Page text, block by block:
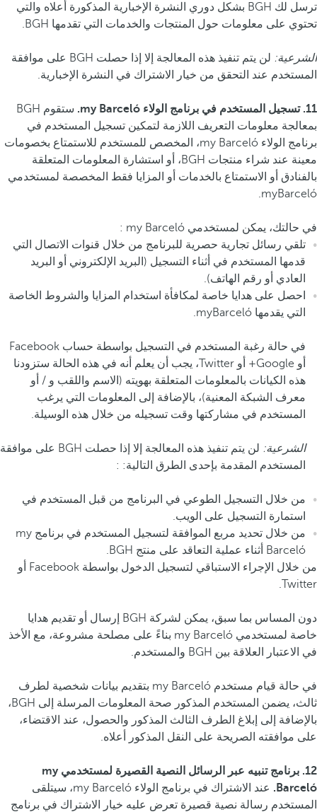
ترسل لك BGH بشكل دوري النشرة الإخبارية المذكورة أعلاه والتي
تحتوي على معلومات حول المنتجات والخدمات التي تقدمها BGH.
الشرعية:
لن يتم تنفيذ هذه المعالجة إلا إذا حصلت BGH على موافقة
المستخدم عند التحقق من خيار الاشتراك في النشرة الإخبارية.
11. تسجيل المستخدم في برنامج الولاء my Barceló.
ستقوم BGH
بمعالجة معلومات التعريف اللازمة لتمكين تسجيل المستخدم في
برنامج الولاء my Barceló، المخصص للمستخدم للاستمتاع بخصومات
معينة عند شراء منتجات BGH، أو استشارة المعلومات المتعلقة
بالفنادق أو الاستمتاع بالخدمات أو المزايا فقط المخصصة لمستخدمي
myBarceló.
في حالتك، يمكن لمستخدمي my Barceló :
تلقي رسائل تجارية حصرية للبرنامج من خلال قنوات الاتصال التي
قدمها المستخدم في أثناء التسجيل (البريد الإلكتروني أو البريد
العادي أو رقم الهاتف).
احصل على هدايا خاصة لمكافأة استخدام المزايا والشروط الخاصة
التي يقدمها myBarceló.
في حالة رغبة المستخدم في التسجيل بواسطة حساب Facebook
أو Google+ أو Twitter، يجب أن يعلم أنه في هذه الحالة ستزودنا
هذه الكيانات بالمعلومات المتعلقة بهويته (الاسم واللقب و / أو
معرف الشبكة المعنية)، بالإضافة إلى المعلومات التي يرغب
المستخدم في مشاركتها وقت تسجيله من خلال هذه الوسيلة.
الشرعية:
لن يتم تنفيذ هذه المعالجة إلا إذا حصلت BGH على موافقة
المستخدم المقدمة بإحدى الطرق التالية: :
من خلال التسجيل الطوعي في البرنامج من قبل المستخدم في
استمارة التسجيل على الويب.
من خلال تحديد مربع الموافقة لتسجيل المستخدم في برنامج my
Barceló أثناء عملية التعاقد على منتج BGH.
من خلال الإجراء الاستباقي لتسجيل الدخول بواسطة Facebook أو
Twitter.
دون المساس بما سبق، يمكن لشركة BGH إرسال أو تقديم هدايا
خاصة لمستخدمي my Barceló بناءً على مصلحة مشروعة، مع الأخذ
في الاعتبار العلاقة بين BGH والمستخدم.
في حالة قيام مستخدم my Barceló بتقديم بيانات شخصية لطرف
ثالث، يضمن المستخدم المذكور صحة المعلومات المرسلة إلى BGH،
بالإضافة إلى إبلاغ الطرف الثالث المذكور والحصول، عند الاقتضاء،
على موافقته الصريحة على النقل المذكور أعلاه.
12. برنامج تنبيه عبر الرسائل النصية القصيرة لمستخدمي my
Barceló.
عند الاشتراك في برنامج الولاء my Barceló، سيتلقى
المستخدم رسالة نصية قصيرة تعرض عليه خيار الاشتراك في برنامج